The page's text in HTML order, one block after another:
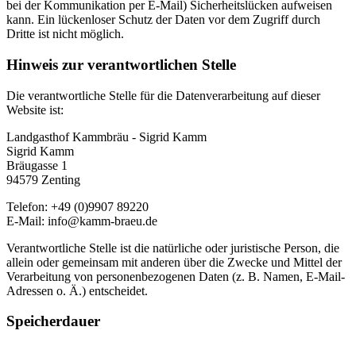
bei der Kommunikation per E-Mail) Sicherheitslücken aufweisen
kann. Ein lückenloser Schutz der Daten vor dem Zugriff durch
Dritte ist nicht möglich.
Hinweis zur verantwortlichen Stelle
Die verantwortliche Stelle für die Datenverarbeitung auf dieser
Website ist:
Landgasthof Kammbräu - Sigrid Kamm
Sigrid Kamm
Bräugasse 1
94579 Zenting
Telefon: +49 (0)9907 89220
E-Mail: info@kamm-braeu.de
Verantwortliche Stelle ist die natürliche oder juristische Person, die
allein oder gemeinsam mit anderen über die Zwecke und Mittel der
Verarbeitung von personenbezogenen Daten (z. B. Namen, E-Mail-
Adressen o. Ä.) entscheidet.
Speicherdauer